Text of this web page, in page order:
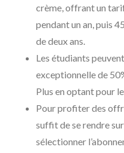
crème, offrant un
pendant un an, puis
de deux ans.
Les étudiants
exceptionnelle de
Plus en optant pour
Pour profiter des
suffit de se rendre
sélectionner